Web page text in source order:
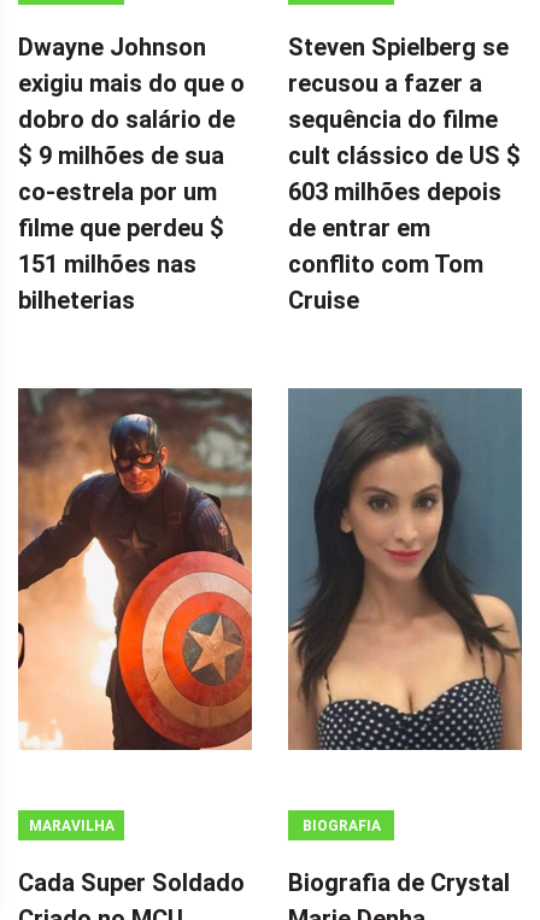
Dwayne Johnson
exigiu mais do que o
dobro do salário de
$ 9 milhões de sua
co-estrela por um
filme que perdeu $
151 milhões nas
bilheterias
Steven Spielberg se
recusou a fazer a
sequência do filme
cult clássico de US $
603 milhões depois
de entrar em
conflito com Tom
Cruise
MARAVILHA
Cada Super Soldado
BIOGRAFIA
Biografia de Crystal